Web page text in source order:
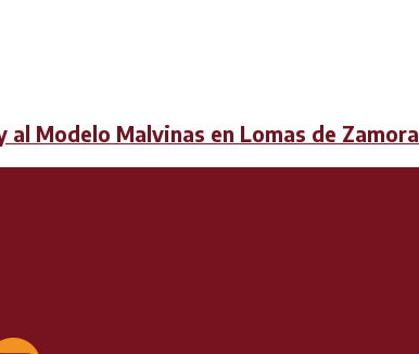
Modelo Malvinas en Lomas de Zamora